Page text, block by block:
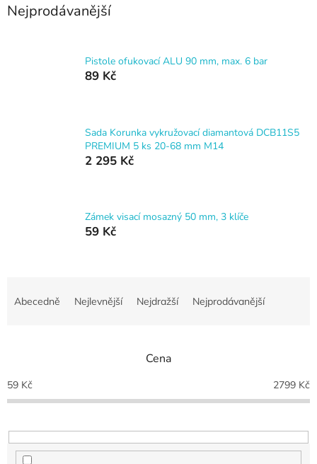
Nejprodávanější
Pistole ofukovací ALU 90 mm, max. 6 bar
89 Kč
Sada Korunka vykružovací diamantová DCB11S5
PREMIUM 5 ks 20-68 mm M14
2 295 Kč
Zámek visací mosazný 50 mm, 3 klíče
59 Kč
p
r
o
u
Abecedně Nejlevnější Nejdražší Nejprodávanější
Cena
59 Kč 2799 Kč